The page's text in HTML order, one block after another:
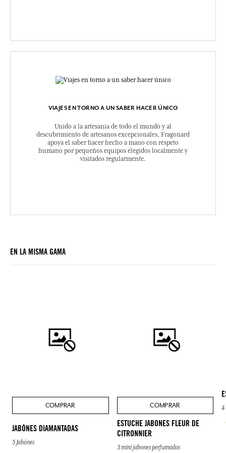
VIAJES EN TORNO A UN SABER HACER ÚNICO
Unido a la artesanía de todo el mundo y al
descubrimiento de artesanos excepcionales, Fragonard
apoya el saber hacer hecho a mano con respeto
humano por pequeños equipos elegidos localmente y
visitados regularmente.
EN LA MISMA GAMA
COMPRAR
JABÓNES DIAMANTADAS
5 Jabónes
COMPRAR
ESTUCHE JABONES FLEUR DE
CITRONNIER
3 mini jabones perfumados
4